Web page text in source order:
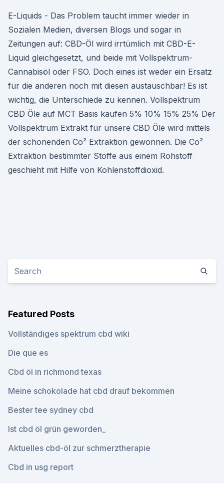
E-Liquids - Das Problem taucht immer wieder in
Sozialen Medien, diversen Blogs und sogar in
Zeitungen auf: CBD-Öl wird irrtümlich mit CBD-E-
Liquid gleichgesetzt, und beide mit Vollspektrum-
Cannabisöl oder FSO. Doch eines ist weder ein Ersatz
für die anderen noch mit diesen austauschbar! Es ist
wichtig, die Unterschiede zu kennen. Vollspektrum
CBD Öle auf MCT Basis kaufen 5% 10% 15% 25% Der
Vollspektrum Extrakt für unsere CBD Öle wird mittels
der schonenden Co² Extraktion gewonnen. Die Co²
Extraktion bestimmter Stoffe aus einem Rohstoff
geschieht mit Hilfe von Kohlenstoffdioxid.
Featured Posts
Vollständiges spektrum cbd wiki
Die que es
Cbd öl in richmond texas
Meine schokolade hat cbd drauf bekommen
Bester tee sydney cbd
Ist cbd öl grün geworden_
Aktuelles cbd-öl zur schmerztherapie
Cbd in usg report